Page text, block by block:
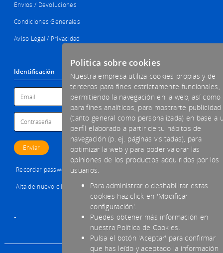
Envíos / Devoluciones
Condiciones Generales
Aviso Legal / Privacidad
Identificación
Recordar password
Alta de nuevo cliente
-
Politica sobre cookies
Nuestra empresa utiliza cookies propias y de
terceros para fines estrictamente funcionales,
permitiendo la navegación en la web, así como
para fines analíticos, para mostrarte publicidad
(tanto general como personalizada) en base a
perfil elaborado a partir de tu hábitos de
navegación (p. ej. páginas visitadas), para
optimizar la web y para poder valorar las
opiniones de los productos adquiridos por los
usuarios.
Para administrar o deshabilitar estas
cookies haz click en 'Modificar
configuración'.
Puedes obtener más información en
nuestra Política de Cookies.
Pulsa el botón 'Aceptar' para confirmar
que has leído y aceptado la información